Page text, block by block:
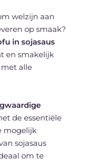
welzijn aan
op smaak?
in sojasaus
en smakelijk
alle
de essentiële
mogelijk
sojasaus
om te